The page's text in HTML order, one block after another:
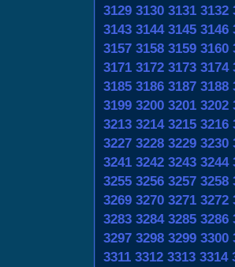
3129 3130 3131 3132
3143 3144 3145 3146
3157 3158 3159 3160
3171 3172 3173 3174
3185 3186 3187 3188
3199 3200 3201 3202
3213 3214 3215 3216
3227 3228 3229 3230
3241 3242 3243 3244
3255 3256 3257 3258
3269 3270 3271 3272
3283 3284 3285 3286
3297 3298 3299 3300
3311 3312 3313 3314